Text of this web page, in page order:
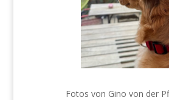
Fotos von Gino von der